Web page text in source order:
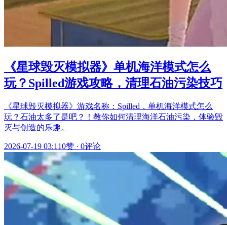
《星球毁灭模拟器》单机海洋模式怎么
玩？Spilled游戏攻略，清理石油污染技巧
《星球毁灭模拟器》游戏名称：Spilled，单机海洋模式怎么
玩？石油太多了是吧？！教你如何清理海洋石油污染，体验毁
灭与创造的乐趣。
2026-07-19 03:110赞 · 0评论